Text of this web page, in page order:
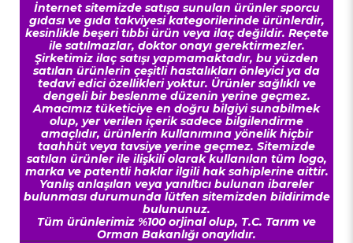
İnternet sitemizde satışa sunulan ürünler sporcu
gıdası ve gıda takviyesi kategorilerinde ürünlerdir,
kesinlikle beşeri tıbbi ürün veya ilaç değildir. Reçete
ile satılmazlar, doktor onayı gerektirmezler.
Şirketimiz ilaç satışı yapmamaktadır, bu yüzden
satılan ürünlerin çeşitli hastalıkları önleyici ya da
tedavi edici özellikleri yoktur. Ürünler sağlıklı ve
dengeli bir beslenme düzenin yerine geçmez.
Amacımız tüketiciye en doğru bilgiyi sunabilmek
olup, yer verilen içerik sadece bilgilendirme
amaçlıdır, ürünlerin kullanımına yönelik hiçbir
taahhüt veya tavsiye yerine geçmez. Sitemizde
satılan ürünler ile ilişkili olarak kullanılan tüm logo,
marka ve patentli haklar ilgili hak sahiplerine aittir.
Yanlış anlaşılan veya yanıltıcı bulunan ibareler
bulunması durumunda lütfen sitemizden bildirimde
bulununuz.
Tüm ürünlerimiz %100 orjinal olup, T.C. Tarım ve
Orman Bakanlığı onaylıdır.